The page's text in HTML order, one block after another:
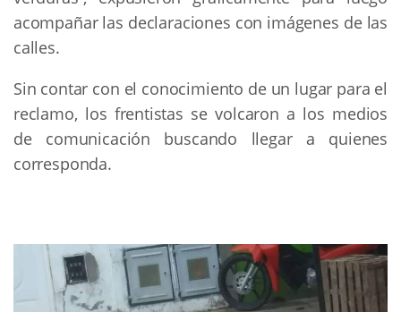
acompañar las declaraciones con imágenes de las
calles.
Sin contar con el conocimiento de un lugar para el
reclamo, los frentistas se volcaron a los medios
de comunicación buscando llegar a quienes
corresponda.